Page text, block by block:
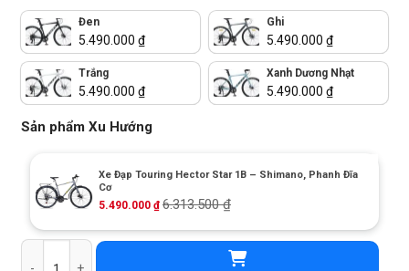
Đen
5.490.000 ₫
Ghi
5.490.000 ₫
Trắng
5.490.000 ₫
Xanh Dương Nhạt
5.490.000 ₫
Sản phẩm Xu Hướng
Xe Đạp Touring Hector Star 1B – Shimano, Phanh Đĩa
Cơ
5.490.000 ₫ 6.313.500₫
Xe Đạp Touring Califa CT300 - Khung nhôm, Shimano số lượng